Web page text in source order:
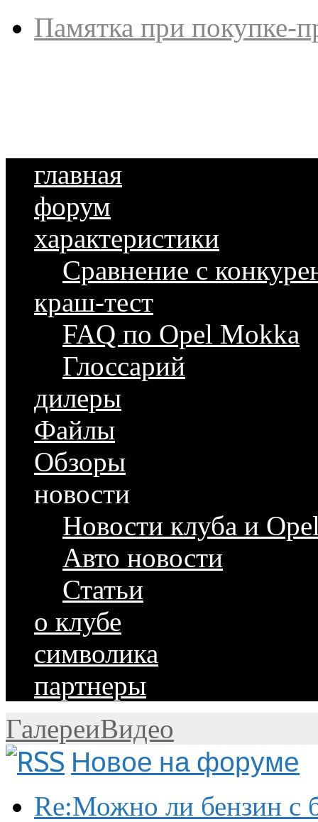
Памятка при покупке-
главная
форум
характеристики
Сравнение с
краш-тест
FAQ по Opel Mokka
Глоссарий
дилеры
Файлы
Обзоры
новости
Новости клуба и
Авто новости
Статьи
о клубе
символика
партнеры
ГалереиВидео
Новое на форуме
Re:Можно ли бензин с